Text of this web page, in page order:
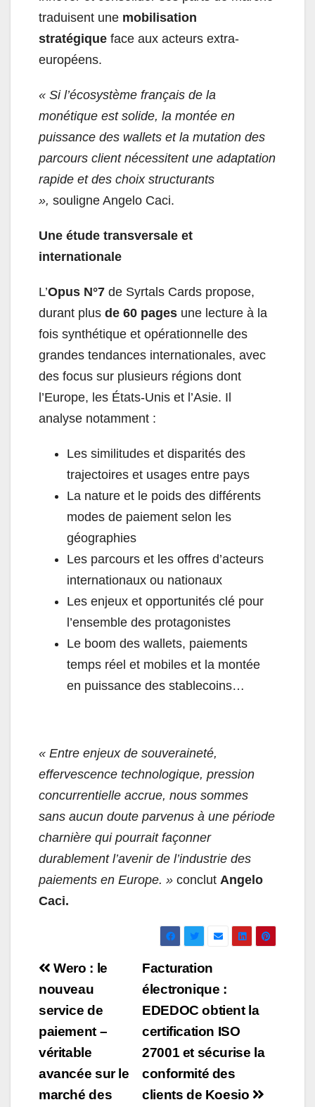
traduisent une mobilisation
stratégique face aux acteurs extra-
européens.
« Si l’écosystème français de la
monétique est solide, la montée en
puissance des wallets et la mutation des
parcours client nécessitent une adaptation
rapide et des choix structurants
», souligne Angelo Caci.
Une étude transversale et
internationale
L’Opus N°7 de Syrtals Cards propose,
durant plus de 60 pages une lecture à la
fois synthétique et opérationnelle des
grandes tendances internationales, avec
des focus sur plusieurs régions dont
l’Europe, les États-Unis et l’Asie. Il
analyse notamment :
Les similitudes et disparités des
trajectoires et usages entre pays
La nature et le poids des différents
modes de paiement selon les
géographies
Les parcours et les offres d’acteurs
internationaux ou nationaux
Les enjeux et opportunités clé pour
l’ensemble des protagonistes
Le boom des wallets, paiements
temps réel et mobiles et la montée
en puissance des stablecoins…
« Entre enjeux de souveraineté,
effervescence technologique, pression
concurrentielle accrue, nous sommes
sans aucun doute parvenus à une période
charnière qui pourrait façonner
durablement l’avenir de l’industrie des
paiements en Europe. » conclut Angelo
Caci.
Navigation
de
l’article
Facturation
électronique :
EDEDOC obtient la
certification ISO
27001 et sécurise la
conformité des
clients de Koesio
Wero : le
nouveau
service de
paiement –
véritable
avancée sur le
marché des